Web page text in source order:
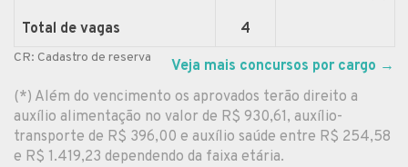
Total de vagas
4
CR: Cadastro de reserva Veja mais concursos por cargo →
(*) Além do vencimento os aprovados terão direito a
auxílio alimentação no valor de R$ 930,61, auxílio-
transporte de R$ 396,00 e auxílio saúde entre R$ 254,58
e R$ 1.419,23 dependendo da faixa etária.